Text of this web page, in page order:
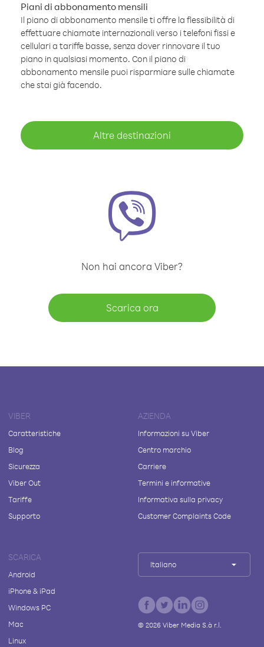
Piani di abbonamento mensili
Il piano di abbonamento mensile ti offre la flessibilità di
effettuare chiamate internazionali verso i telefoni fissi e
cellulari a tariffe basse, senza dover rinnovare il tuo
piano in qualsiasi momento. Con il piano di
abbonamento mensile puoi risparmiare sulle chiamate
che stai già facendo.
Altre destinazioni
Non hai ancora Viber?
Scarica ora
VIBER
Caratteristiche
Blog
Sicurezza
Viber Out
Tariffe
Supporto
AZIENDA
Informazioni su Viber
Centro marchio
Carriere
Termini e informative
Informativa sulla privacy
Customer Complaints Code
SCARICA
Android
iPhone & iPad
Windows PC
Mac
Linux
Italiano
© 2026Viber Media S.à r.l.